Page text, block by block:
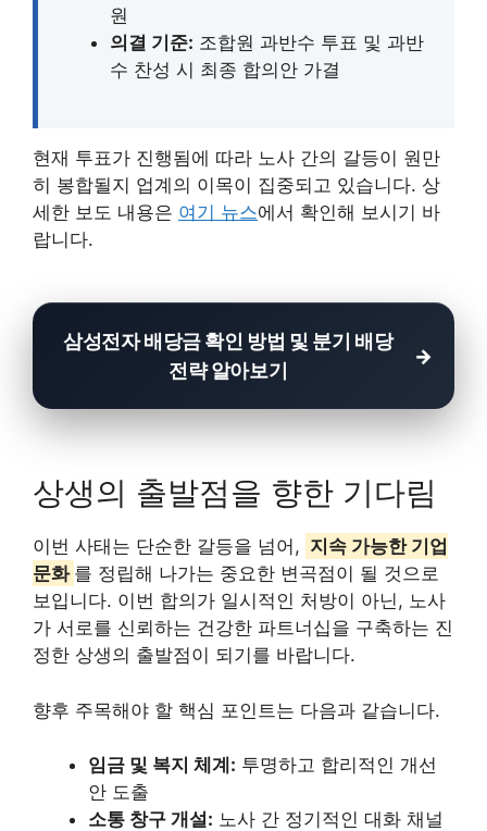
원
의결 기준: 조합원 과반수 투표 및 과반
수 찬성 시 최종 합의안 가결
현재 투표가 진행됨에 따라 노사 간의 갈등이 원만
히 봉합될지 업계의 이목이 집중되고 있습니다. 상
세한 보도 내용은 여기 뉴스에서 확인해 보시기 바
랍니다.
삼성전자 배당금 확인 방법 및 분기 배당
전략 알아보기
상생의 출발점을 향한 기다림
이번 사태는 단순한 갈등을 넘어, 지속 가능한 기업
문화 를 정립해 나가는 중요한 변곡점이 될 것으로
보입니다. 이번 합의가 일시적인 처방이 아닌, 노사
가 서로를 신뢰하는 건강한 파트너십을 구축하는 진
정한 상생의 출발점이 되기를 바랍니다.
향후 주목해야 할 핵심 포인트는 다음과 같습니다.
임금 및 복지 체계: 투명하고 합리적인 개선
안 도출
소통 창구 개설: 노사 간 정기적인 대화 채널